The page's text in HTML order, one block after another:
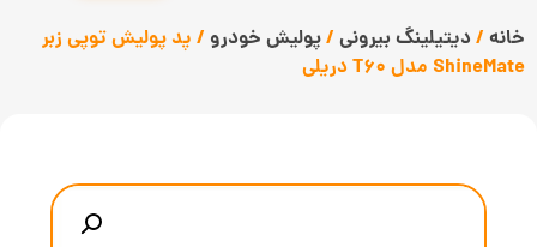
خانه / دیتیلینگ بیرونی /پولیش خودرو / پد پولیش توپی زبر
ShineMate مدل T60 دریلی